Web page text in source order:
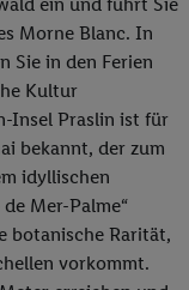
Morne Blanc. In
Sie in den Ferien
Kultur
Insel Praslin ist für
bekannt, der zum
idyllischen
Mer-Palme“
botanische Rarität,
vorkommt.